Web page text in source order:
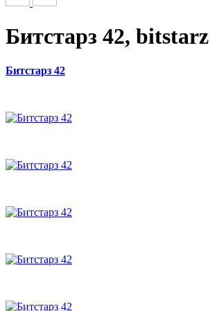
Битстарз 42,
Битстарз 42